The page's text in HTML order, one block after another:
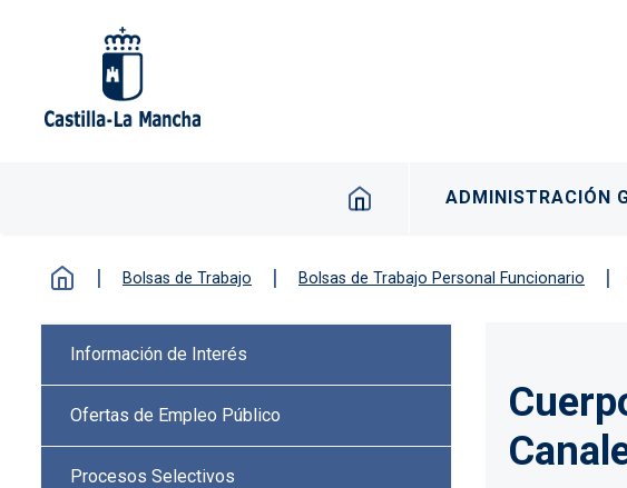
Navegación principal
ADMINISTRACIÓN
Bolsas de Trabajo Bolsas de Trabajo Personal Funcionario
Menú lateral Procesos selectivos
Información de Interés
Ofertas de Empleo Público
Procesos Selectivos